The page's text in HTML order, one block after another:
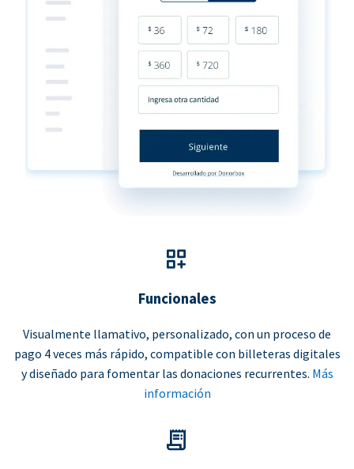
Funcionales
Visualmente llamativo, personalizado, con un proceso de
pago 4 veces más rápido, compatible con billeteras digitales
y diseñado para fomentar las donaciones recurrentes. Más
información